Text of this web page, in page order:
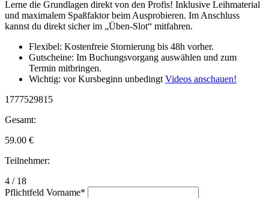
Lerne die Grundlagen direkt von den Profis! Inklusive Leihmaterial
und maximalem Spaßfaktor beim Ausprobieren. Im Anschluss
kannst du direkt sicher im „Üben-Slot“ mitfahren.
Flexibel: Kostenfreie Stornierung bis 48h vorher.
Gutscheine: Im Buchungsvorgang auswählen und zum
Termin mitbringen.
Wichtig: vor Kursbeginn unbedingt Videos anschauen!
1777529815
Gesamt:
59.00 €
Teilnehmer:
4 / 18
Pflichtfeld Vorname*